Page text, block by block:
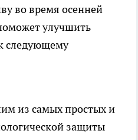
во время осенней
улучшить
следующему
из самых простых и
защиты